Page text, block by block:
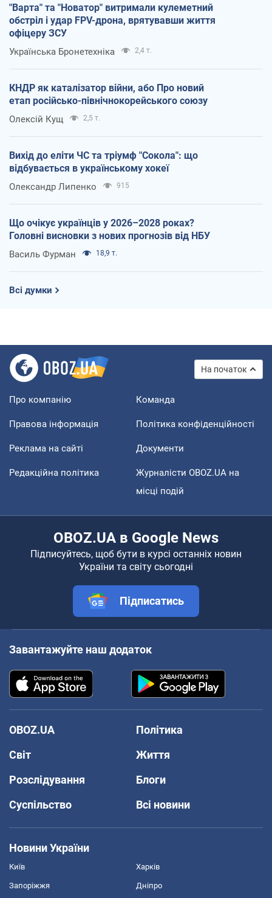
"Варта" та "Новатор" витримали кулеметний
обстріл і удар FPV-дрона, врятувавши життя
офіцеру ЗСУ
Українська Бронетехніка 2,4 т.
КНДР як каталізатор війни, або Про новий
етап російсько-північнокорейського союзу
Олексій Кущ 2,5 т.
Вихід до еліти ЧС та тріумф "Сокола": що
відбувається в українському хокеї
Олександр Липенко 915
Що очікує українців у 2026–2028 роках?
Головні висновки з нових прогнозів від НБУ
Василь Фурман 18,9 т.
Всі думки
На початок
Про компанію Команда
Правова інформація Політика конфіденційності
Реклама на сайті Документи
Редакційна політика
Журналісти OBOZ.UA на
місці подій
OBOZ.UA в Google News
Підписуйтесь, щоб бути в курсі останніх новин
України та світу сьогодні
Підписатись
Завантажуйте наш додаток
OBOZ.UA
Політика
Світ
Життя
Розслідування
Блоги
Суспільство
Всі новини
Новини України
Київ Харків
Запоріжжя Дніпро